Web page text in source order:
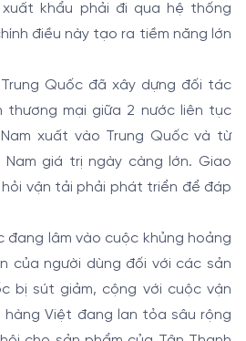
khẩu phải đi qua hệ thống
điều này tạo ra tiềm năng lớn
Quốc đã xây dựng đối tác
thương mại giữa 2 nước liên tục
xuất vào Trung Quốc và từ
Nam giá trị ngày càng lớn. Giao
vận tải phải phát triển để đáp
đang lâm vào cuộc khủng hoảng
của người dùng đối với các sản
bị sút giảm, cộng với cuộc vận
hàng Việt đang lan tỏa sâu rộng